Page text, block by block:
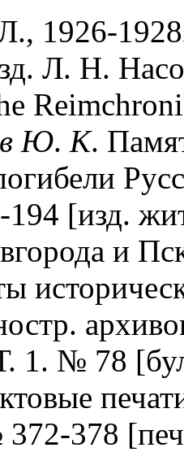
1926-
Л. Н.
Ю. К.
194 [изд.
и
1. № 78
378